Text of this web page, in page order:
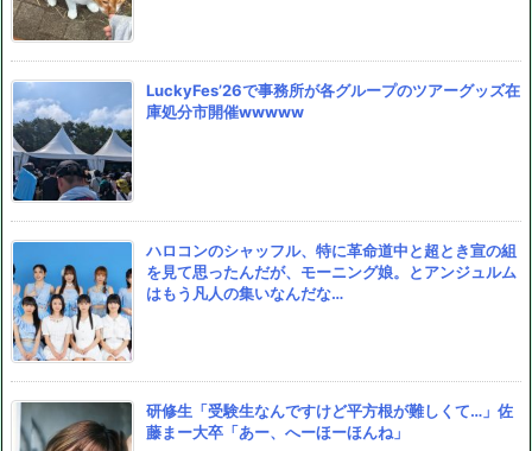
LuckyFes’26で事務所が各グループのツアーグッズ在
庫処分市開催wwwww
ハロコンのシャッフル、特に革命道中と超とき宣の組
を見て思ったんだが、モーニング娘。とアンジュルム
はもう凡人の集いなんだな…
研修生「受験生なんですけど平方根が難しくて…」佐
藤まー大卒「あー、へーほーほんね」